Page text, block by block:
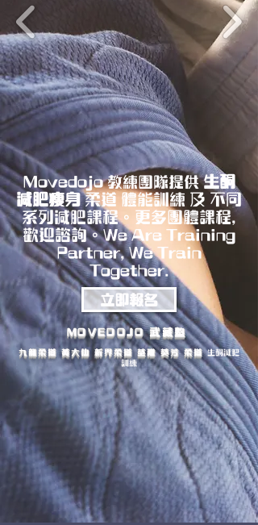
Movedojo教練團隊提供 生酮
減肥瘦身柔道 體能訓練 及 不同
系列減肥課程。更多團體課程,
歡迎諮詢。We Are Training
Partner, We Train
Together.
立即報名
MOVEDOJO 武藏塾
九龍柔道 黃大仙 新界柔道 荃灣 葵芳 柔道生酮減肥
訓練